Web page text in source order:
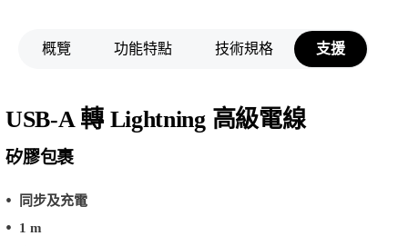
概覽 功能特點 技術規格 支援
USB-A 轉 Lightning 高級電線
矽膠包裹
同步及充電
1 m